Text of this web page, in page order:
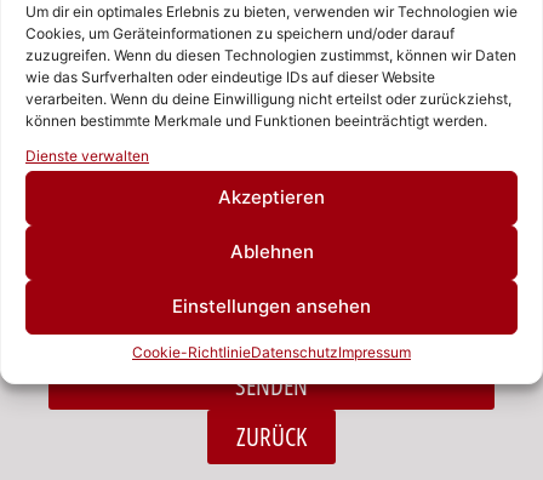
Um dir ein optimales Erlebnis zu bieten, verwenden wir Technologien wie
Cookies, um Geräteinformationen zu speichern und/oder darauf
zuzugreifen. Wenn du diesen Technologien zustimmst, können wir Daten
wie das Surfverhalten oder eindeutige IDs auf dieser Website
verarbeiten. Wenn du deine Einwilligung nicht erteilst oder zurückziehst,
können bestimmte Merkmale und Funktionen beeinträchtigt werden.
Dienste verwalten
Akzeptieren
Ablehnen
Einstellungen ansehen
Cookie-RichtlinieDatenschutzImpressum
Telefon
Nachricht
Ich habe die Datenschutzerklärung zur Kenntnis
genommen.*
SENDEN
ZURÜCK
Rufen Sie uns an!